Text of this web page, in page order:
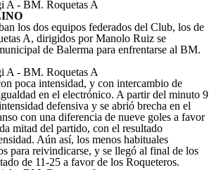
los dos equipos federados del Club, los de
A, dirigidos por Manolo Ruiz se
de Balerma para enfrentarse al BM.
poca intensidad, y con intercambio de
en el electrónico. A partir del minuto 9
defensiva y se abrió brecha en el
con una diferencia de nueve goles a favor
mitad del partido, con el resultado
Aún así, los menos habituales
para reivindicarse, y se llegó al final de los
de 11-25 a favor de los Roqueteros.